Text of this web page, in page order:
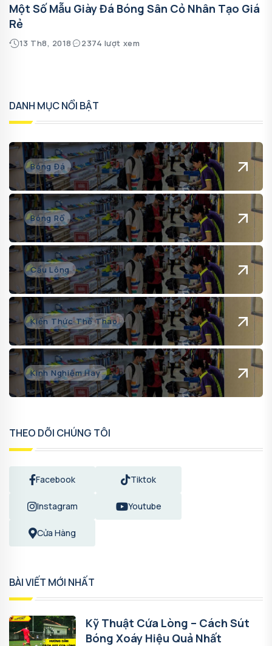
Một Số Mẫu Giày Đá Bóng Sân Cỏ Nhân Tạo Giá
Rẻ
13 Th8, 2018 2374 lượt xem
DANH MỤC NỔI BẬT
Bóng Đá
Bóng Rổ
Cầu Lông
Kiến Thức Thể Thao
Kinh Nghiệm Hay
THEO DÕI CHÚNG TÔI
Facebook Tiktok
Instagram Youtube
Cửa Hàng
BÀI VIẾT MỚI NHẤT
Kỹ Thuật Cứa Lòng – Cách Sút
Bóng Xoáy Hiệu Quả Nhất